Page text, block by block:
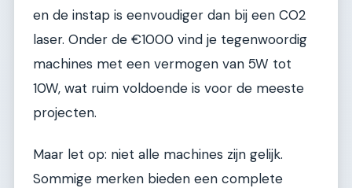
en de instap is eenvoudiger dan bij een CO2
laser. Onder de €1000 vind je tegenwoordig
machines met een vermogen van 5W tot
10W, wat ruim voldoende is voor de meeste
projecten.
Maar let op: niet alle machines zijn gelijk.
Sommige merken bieden een complete